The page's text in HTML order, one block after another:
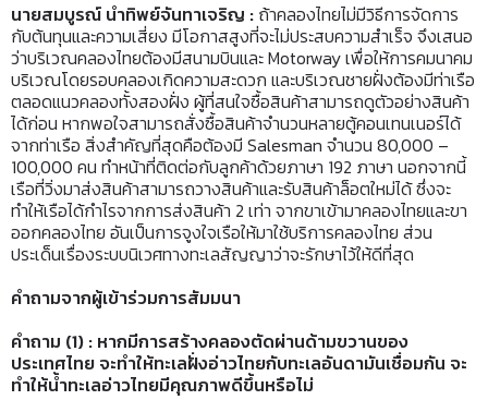
นายสมบูรณ์ นำทิพย์จันทาเจริญ : ถ้าคลองไทยไม่มีวิธีการจัดการ
กับต้นทุนและความเสี่ยง มีโอกาสสูงที่จะไม่ประสบความสำเร็จ จึงเสนอ
ว่าบริเวณคลองไทยต้องมีสนามบินและ Motorway เพื่อให้การคมนาคม
บริเวณโดยรอบคลองเกิดความสะดวก และบริเวณชายฝั่งต้องมีท่าเรือ
ตลอดแนวคลองทั้งสองฝั่ง ผู้ที่สนใจซื้อสินค้าสามารถดูตัวอย่างสินค้า
ได้ก่อน หากพอใจสามารถสั่งซื้อสินค้าจำนวนหลายตู้คอนเทนเนอร์ได้
จากท่าเรือ สิ่งสำคัญที่สุดคือต้องมี Salesman จำนวน 80,000 –
100,000 คน ทำหน้าที่ติดต่อกับลูกค้าด้วยภาษา 192 ภาษา นอกจากนี้
เรือที่วิ่งมาส่งสินค้าสามารถวางสินค้าและรับสินค้าล็อตใหม่ได้ ซึ่งจะ
ทำให้เรือได้กำไรจากการส่งสินค้า 2 เท่า จากขาเข้ามาคลองไทยและขา
ออกคลองไทย อันเป็นการจูงใจเรือให้มาใช้บริการคลองไทย ส่วน
ประเด็นเรื่องระบบนิเวศทางทะเลสัญญาว่าจะรักษาไว้ให้ดีที่สุด
คำถามจากผู้เข้าร่วมการสัมมนา
คำถาม (1) : หากมีการสร้างคลองตัดผ่านด้ามขวานของ
ประเทศไทย จะทำให้ทะเลฝั่งอ่าวไทยกับทะเลอันดามันเชื่อมกัน จะ
ทำให้น้ำทะเลอ่าวไทยมีคุณภาพดีขึ้นหรือไม่